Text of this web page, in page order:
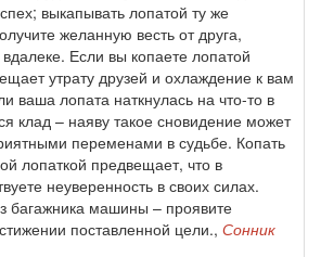
выкапывать лопатой ту же
желанную весть от друга,
Если вы копаете лопатой
утрату друзей и охлаждение к вам
ваша лопата наткнулась на что-то в
клад – наяву такое сновидение может
переменами в судьбе. Копать
лопаткой предвещает, что в
неуверенность в своих силах.
багажника машины – проявите
поставленной цели., Сонник